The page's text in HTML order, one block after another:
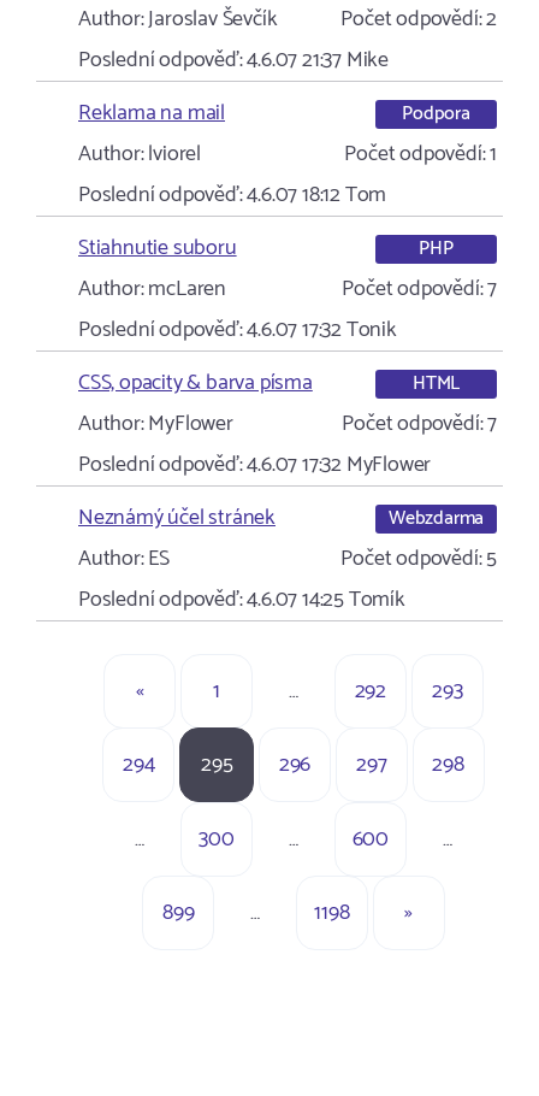
Author:Jaroslav Ševčík Počet odpovědí:2
Poslední odpověď:4.6.07 21:37Mike
Reklama na mail
Podpora
Author:lviorel Počet odpovědí:1
Poslední odpověď:4.6.07 18:12Tom
Stiahnutie suboru
PHP
Author:mcLaren Počet odpovědí:7
Poslední odpověď:4.6.07 17:32Tonik
CSS, opacity & barva písma
HTML
Author:MyFlower Počet odpovědí:7
Poslední odpověď:4.6.07 17:32MyFlower
Neznámý účel stránek
Webzdarma
Author:ES Počet odpovědí:5
Poslední odpověď:4.6.07 14:25Tomík
« 1 … 292 293
294 295 296 297 298
… 300 … 600 …
899 … 1198 »